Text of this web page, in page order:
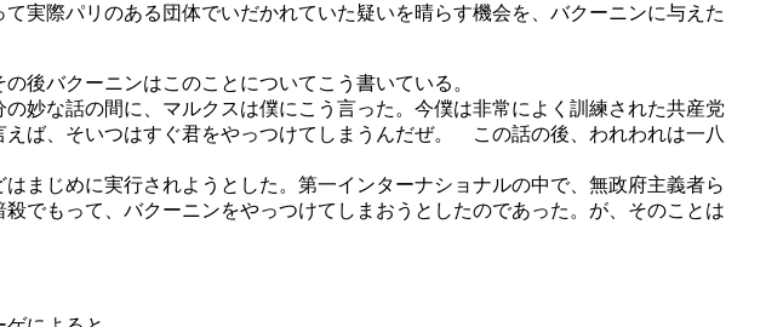
実際パリのある団体でいだかれていた疑いを晴らす機会を、バクーニンに与えた
後バクーニンはこのことについてこう書いている。
妙な話の間に、マルクスは僕にこう言った。今僕は非常によく訓練された共産党
ば、そいつはすぐ君をやっつけてしまうんだぜ。 この話の後、われわれは一八
まじめに実行されようとした。第一インターナショナルの中で、無政府主義者ら
でもって、バクーニンをやっつけてしまおうとしたのであった。が、そのことは